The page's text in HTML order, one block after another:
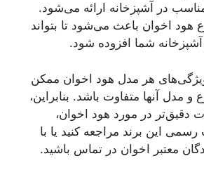
در آشپزخانه ارائه می‌شود.
هود اخوان باعث می‌شود تا بتواند
آشپزخانه شما افزوده شود.
هر مدل هود اخوان ممکن
و مدل آنها متفاوت باشد. بنابراین،
دقیق‌تر در مورد هود اخوان،
رسمی این برند مراجعه کنید یا با
معتبر اخوان در تماس باشید.